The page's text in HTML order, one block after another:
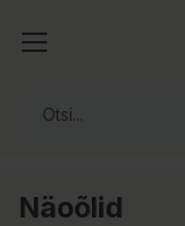
Näoõlid